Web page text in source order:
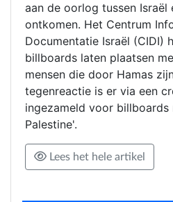
aan de oorlog tussen Israël
ontkomen. Het Centrum
Documentatie Israël (CIDI)
billboards laten plaatsen
mensen die door Hamas
tegenreactie is er via een
ingezameld voor
Palestine'.
Lees het hele artikel